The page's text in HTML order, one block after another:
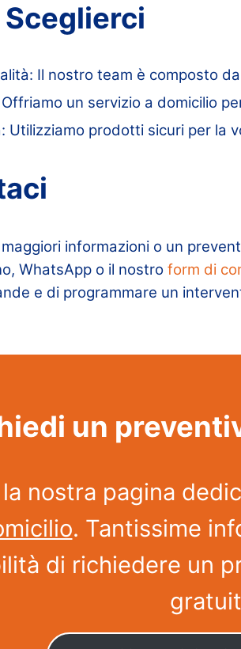
Il nostro team è composto
un servizio a domicilio
Utilizziamo prodotti sicuri per la
informazioni o un
WhatsApp o il nostroform di
e di programmare un
un
nostra pagina
. Tantissime
di richiedere un